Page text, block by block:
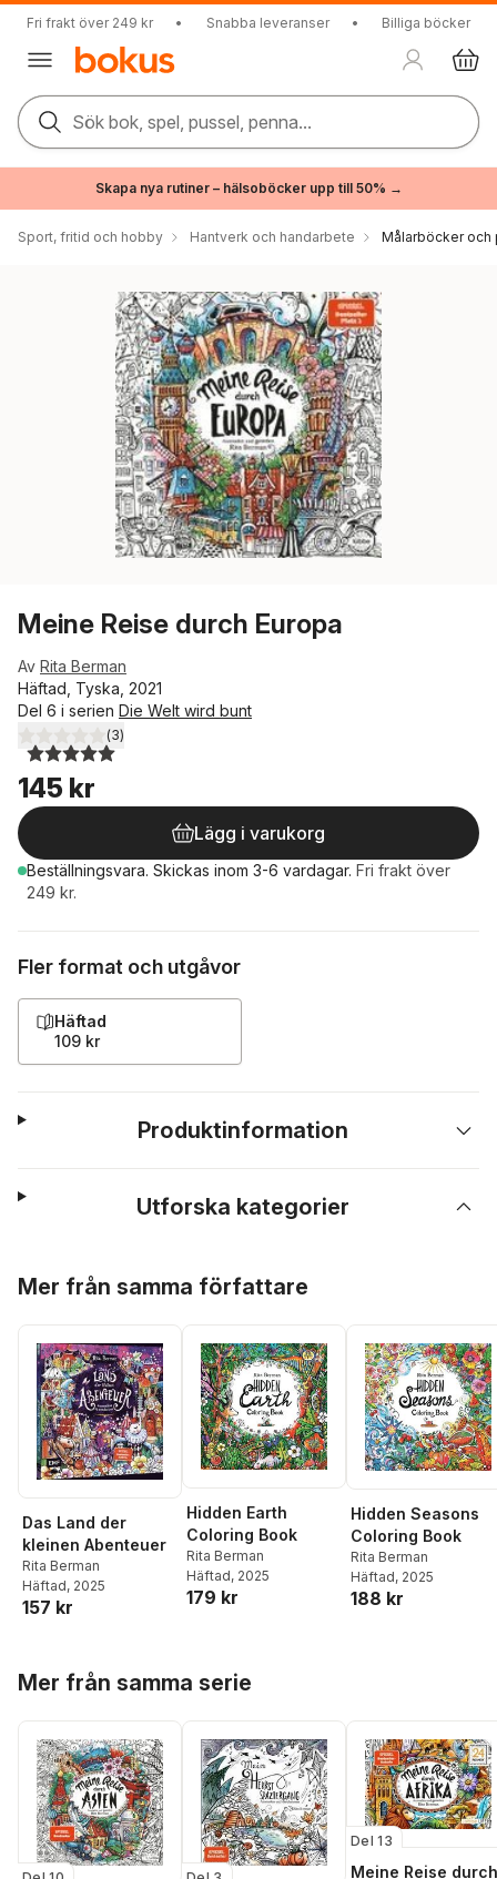
Fri frakt över 249 kr • Snabba leveranser • Billiga böcker
Sök bok, spel, pussel, penna...
Skapa nya rutiner – hälsoböcker upp till 50% →
Sport, fritid och hobby Hantverk och handarbete Målarböcker
Meine Reise durch Europa
Av Rita Berman
Häftad, Tyska, 2021
Del 6 i serien Die Welt wird bunt
5,0utav 5 stjärnor. Totalt antal röster:
(3)
145 kr
Lägg i varukorg
Beställningsvara. Skickas inom 3-6 vardagar. Fri frakt över
249 kr.
Fler format och utgåvor
Häftad
109 kr
Produktinformation
Utforska kategorier
Mer från samma författare
Das Land der
kleinen Abenteuer
Rita Berman
Häftad, 2025
157 kr
Hidden Earth
Coloring Book
Rita Berman
Häftad, 2025
179 kr
Hidden Seasons
Coloring Book
Rita Berman
Häftad, 2025
188 kr
Mer från samma serie
Del 13
Meine Reise durch